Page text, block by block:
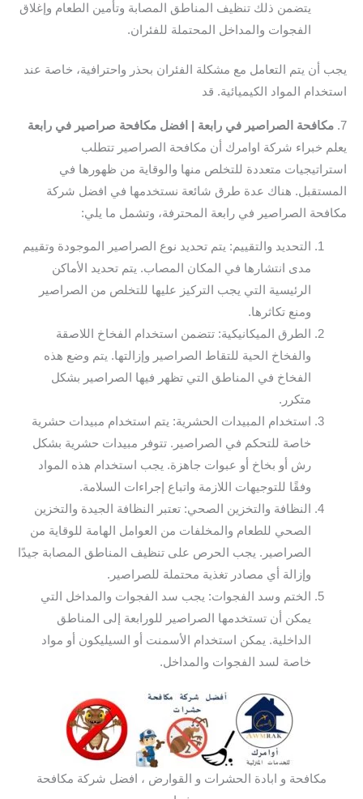
يتضمن ذلك تنظيف المناطق المصابة وتأمين الطعام وإغلاق
الفجوات والمداخل المحتملة للفئران.
يجب أن يتم التعامل مع مشكلة الفئران بحذر واحترافية، خاصة عند
استخدام المواد الكيميائية. قد
7. مكافحة الصراصير في رابعة | افضل مكافحة صراصير في رابعة
يعلم خبراء شركة اوامرك أن مكافحة الصراصير تتطلب
استراتيجيات متعددة للتخلص منها والوقاية من ظهورها في
المستقبل. هناك عدة طرق شائعة نستخدمها في افضل شركة
مكافحة الصراصير في رابعة المحترفة، وتشمل ما يلي:
التحديد والتقييم: يتم تحديد نوع الصراصير الموجودة وتقييم
مدى انتشارها في المكان المصاب. يتم تحديد الأماكن
الرئيسية التي يجب التركيز عليها للتخلص من الصراصير
ومنع تكاثرها.
الطرق الميكانيكية: تتضمن استخدام الفخاخ اللاصقة
والفخاخ الحية للتقاط الصراصير وإزالتها. يتم وضع هذه
الفخاخ في المناطق التي تظهر فيها الصراصير بشكل
متكرر.
استخدام المبيدات الحشرية: يتم استخدام مبيدات حشرية
خاصة للتحكم في الصراصير. تتوفر مبيدات حشرية بشكل
رش أو بخاخ أو عبوات جاهزة. يجب استخدام هذه المواد
وفقًا للتوجيهات اللازمة واتباع إجراءات السلامة.
النظافة والتخزين الصحي: تعتبر النظافة الجيدة والتخزين
الصحي للطعام والمخلفات من العوامل الهامة للوقاية من
الصراصير. يجب الحرص على تنظيف المناطق المصابة جيدًا
وإزالة أي مصادر تغذية محتملة للصراصير.
الختم وسد الفجوات: يجب سد الفجوات والمداخل التي
يمكن أن تستخدمها الصراصير للورابعة إلى المناطق
الداخلية. يمكن استخدام الأسمنت أو السيليكون أو مواد
خاصة لسد الفجوات والمداخل.
مكافحة و ابادة الحشرات و القوارض ، افضل شركة مكافحة